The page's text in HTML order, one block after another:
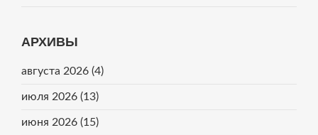
АРХИВЫ
августа 2026 (4)
июля 2026 (13)
июня 2026 (15)